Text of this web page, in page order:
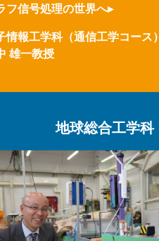
フ信号処理の世界へ▸
情報工学科（通信工学コース）
雄一教授
地球総合工学科